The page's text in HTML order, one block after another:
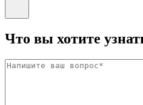
Что вы хотите